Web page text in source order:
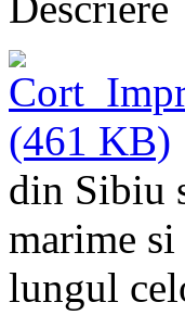
din Sibiu
marime
lungul